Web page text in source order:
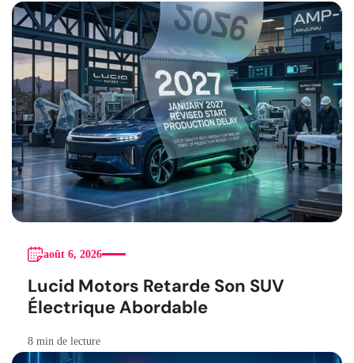
août 6, 2026
Lucid Motors Retarde Son SUV
Électrique Abordable
8 min de lecture